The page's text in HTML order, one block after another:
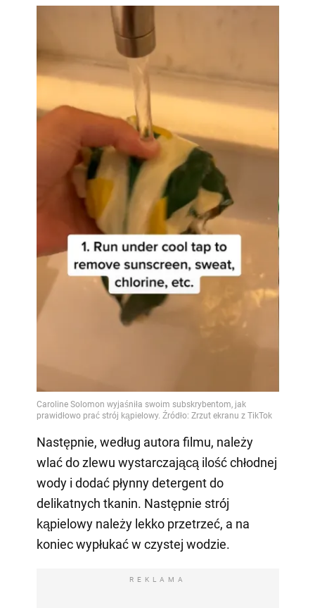
Następnie, według autora filmu, należy
wlać do zlewu wystarczającą ilość chłodnej
wody i dodać płynny detergent do
delikatnych tkanin. Następnie strój
kąpielowy należy lekko przetrzeć, a na
koniec wypłukać w czystej wodzie.
REKLAMA